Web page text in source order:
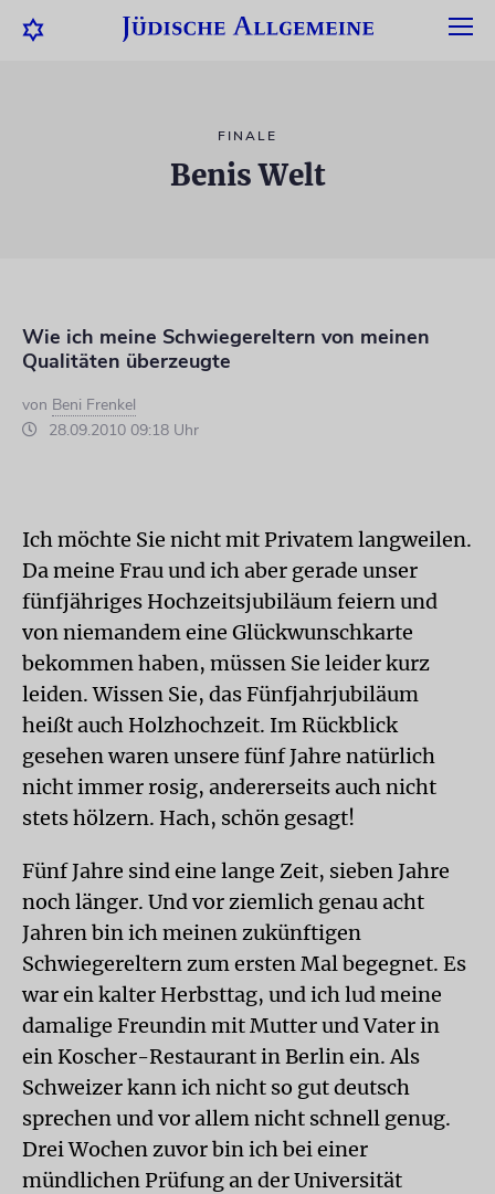
FINALE
Benis Welt
Wie ich meine Schwiegereltern von meinen
Qualitäten überzeugte
von Beni Frenkel
28.09.2010 09:18 Uhr
Ich möchte Sie nicht mit Privatem langweilen.
Da meine Frau und ich aber gerade unser
fünfjähriges Hochzeitsjubiläum feiern und
von niemandem eine Glückwunschkarte
bekommen haben, müssen Sie leider kurz
leiden. Wissen Sie, das Fünfjahrjubiläum
heißt auch Holzhochzeit. Im Rückblick
gesehen waren unsere fünf Jahre natürlich
nicht immer rosig, andererseits auch nicht
stets hölzern. Hach, schön gesagt!
Fünf Jahre sind eine lange Zeit, sieben Jahre
noch länger. Und vor ziemlich genau acht
Jahren bin ich meinen zukünftigen
Schwiegereltern zum ersten Mal begegnet. Es
war ein kalter Herbsttag, und ich lud meine
damalige Freundin mit Mutter und Vater in
ein Koscher-Restaurant in Berlin ein. Als
Schweizer kann ich nicht so gut deutsch
sprechen und vor allem nicht schnell genug.
Drei Wochen zuvor bin ich bei einer
mündlichen Prüfung an der Universität